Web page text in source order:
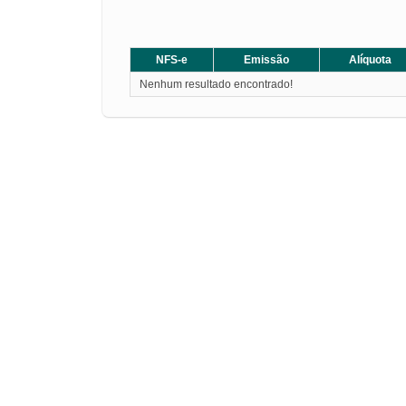
NFS-e Emissão Alíquota
Nenhum resultado encontrado!